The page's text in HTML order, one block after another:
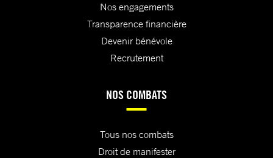
Nos engagements
Transparence financière
Devenir bénévole
Recrutement
NOS COMBATS
Tous nos combats
Droit de manifester